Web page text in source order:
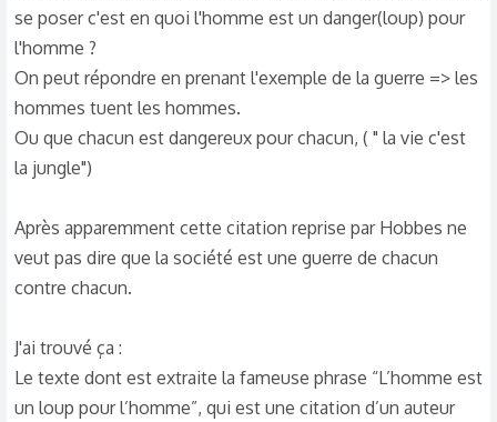
se poser c'est en quoi l'homme est un danger(loup) pour
l'homme ?
On peut répondre en prenant l'exemple de la guerre => les
hommes tuent les hommes.
Ou que chacun est dangereux pour chacun, ( " la vie c'est
la jungle")
Après apparemment cette citation reprise par Hobbes ne
veut pas dire que la société est une guerre de chacun
contre chacun.
J'ai trouvé ça :
Le texte dont est extraite la fameuse phrase “L’homme est
un loup pour l’homme”, qui est une citation d’un auteur